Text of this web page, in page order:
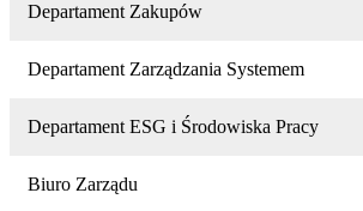
Departament Zakupów
Departament Zarządzania Systemem
Departament ESG i Środowiska Pracy
Biuro Zarządu